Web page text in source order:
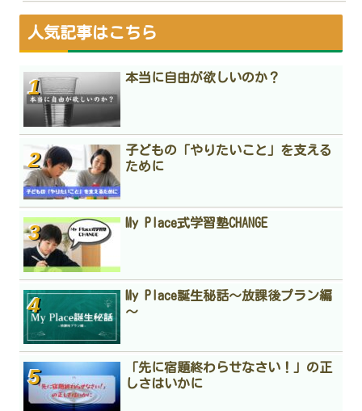
人気記事はこちら
本当に自由が欲しいのか？
子どもの「やりたいこと」を支える
ために
My Place式学習塾CHANGE
My Place誕生秘話～放課後プラン編
～
「先に宿題終わらせなさい！」の正
しさはいかに